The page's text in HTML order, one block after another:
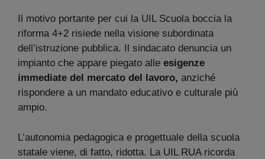
Il motivo portante per cui la UIL Scuola boccia la
riforma 4+2 risiede nella visione subordinata
dell’istruzione pubblica. Il sindacato denuncia un
impianto che appare piegato alle esigenze
immediate del mercato del lavoro, anziché
rispondere a un mandato educativo e culturale più
ampio.
L’autonomia pedagogica e progettuale della scuola
statale viene, di fatto, ridotta. La UIL RUA ricorda